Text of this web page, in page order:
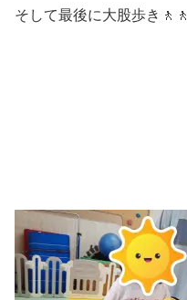
そして最後に大股歩き🚶🚶